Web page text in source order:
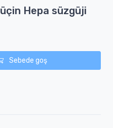
Hepa süzgüji
Sebede goş